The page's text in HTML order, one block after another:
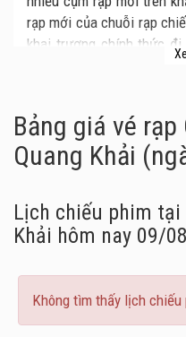
rạp mới của chuỗi rạp
khai trương chính thức đi
tầng 2 và 3, trung tâm
Khải, quận 1. Đây là
của CGV trên toàn quốc.
chiếu phim rộng rãi có
khán giả, tất cả mọi ghế
phòng chiếu phim 2D,
ảnh tại quận 1 nói
chung. Hệ thống màn
Bảng giá vé rạp
Quang Khải
Lịch chiếu phim tại
Khải hôm nay 09/08
Không tìm thấy lịch chiếu